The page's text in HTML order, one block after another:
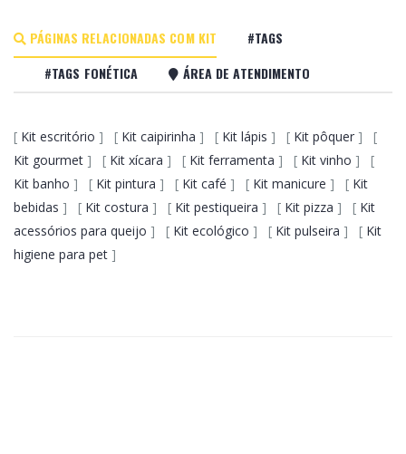
PÁGINAS RELACIONADAS COM KIT
#TAGS
#TAGS FONÉTICA
ÁREA DE ATENDIMENTO
[ Kit escritório ] [ Kit caipirinha ] [ Kit lápis ] [ Kit pôquer ] [
Kit gourmet ] [ Kit xícara ] [ Kit ferramenta ] [ Kit vinho ] [
Kit banho ] [ Kit pintura ] [ Kit café ] [ Kit manicure ] [ Kit
bebidas ] [ Kit costura ] [ Kit pestiqueira ] [ Kit pizza ] [ Kit
acessórios para queijo ] [ Kit ecológico ] [ Kit pulseira ] [ Kit
higiene para pet ]